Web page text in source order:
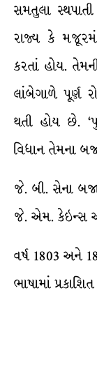
સમતુલા
રાજ્ય કે
કરતાં હોય.
લાંબેગાળે પૂર્ણ
થતી હોય છે.
વિધાન તેમના
જે. બી. સેના
જે. એમ. કેઇન્સ
વર્ષ 1803 અને
ભાષામાં